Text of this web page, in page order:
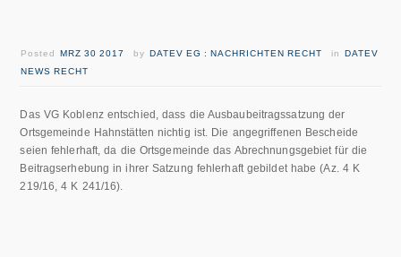
PostedMRZ 30 2017 byDATEV EG : NACHRICHTEN RECHT inDATEV
NEWS RECHT
Das VG Koblenz entschied, dass die Ausbaubeitragssatzung der
Ortsgemeinde Hahnstätten nichtig ist. Die angegriffenen Bescheide
seien fehlerhaft, da die Ortsgemeinde das Abrechnungsgebiet für die
Beitragserhebung in ihrer Satzung fehlerhaft gebildet habe (Az. 4 K
219/16, 4 K 241/16).